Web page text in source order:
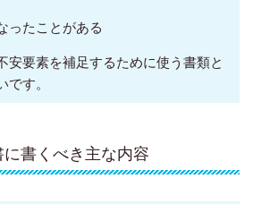
ったことがある
安要素を補足するために使う書類と
す。
に書くべき主な内容